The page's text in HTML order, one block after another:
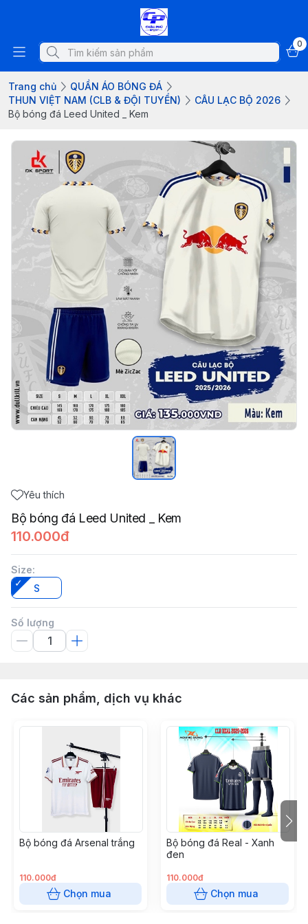
0
Trang chủ
QUẦN ÁO BÓNG ĐÁ
THUN VIỆT NAM (CLB & ĐỘI TUYỂN)
CÂU LẠC BỘ 2026
Bộ bóng đá Leed United _ Kem
Yêu thích
Bộ bóng đá Leed United _ Kem
110.000đ
Size:
S
Số lượng
Các sản phẩm, dịch vụ khác
Bộ bóng đá Arsenal trắng
110.000đ
Chọn mua
Bộ bóng đá Real - Xanh
đen
110.000đ
Chọn mua